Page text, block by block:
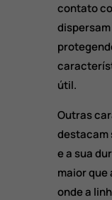
contato
útil.
Outras
destacam
e a sua
maior que
onde a